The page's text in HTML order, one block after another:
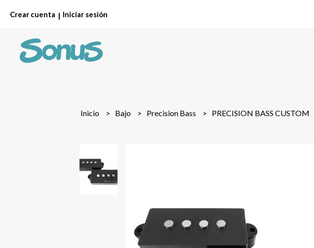
Crear cuenta | Iniciar sesión
Inicio Bajo Precision Bass PRECISION BASS CUSTOM